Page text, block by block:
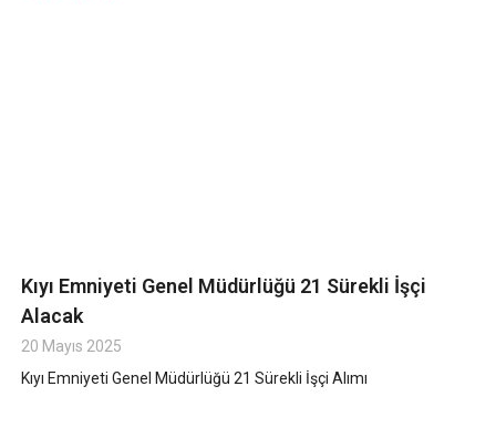
Kıyı Emniyeti Genel Müdürlüğü 21 Sürekli İşçi
Alacak
20 Mayıs 2025
Kıyı Emniyeti Genel Müdürlüğü 21 Sürekli İşçi Alımı